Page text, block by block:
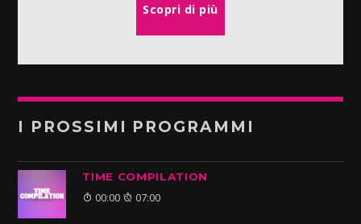
Scopri di più
I PROSSIMI PROGRAMMI
TIME COMPILATION
00:00 07:00